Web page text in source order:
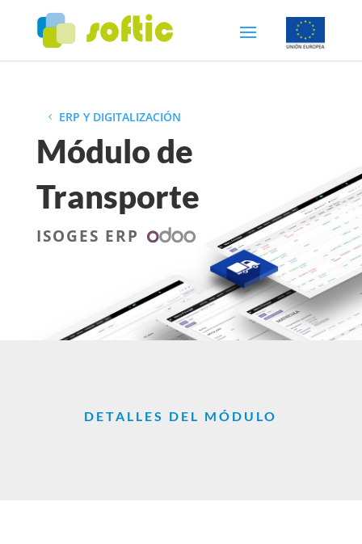
ERP Y DIGITALIZACIÓN
Módulo de
Transporte
ISOGES ERP
DETALLES DEL MÓDULO